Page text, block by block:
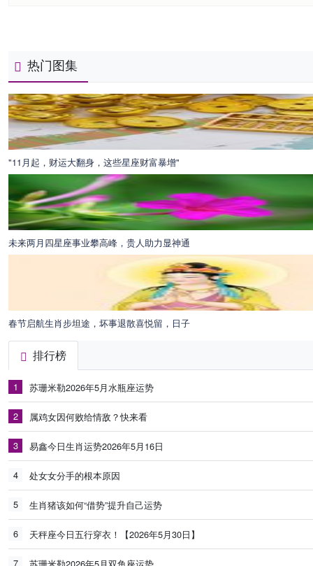
热门图集
"11月起，财运大翻身，这些星座财富暴增"
未来两月四星座事业攀高峰，贵人助力显神通
春节启航生肖步坦途，坏事退散喜悦留，日子
排行榜
1 苏珊米勒2026年5月水瓶座运势
2 属鸡女因何败给情敌？快来看
3 易鑫今日生肖运势2026年5月16日
4 处女女分手的根本原因
5 生肖猪该如何“借势”提升自己运势
6 天秤座今日五行穿衣！【2026年5月30日】
7